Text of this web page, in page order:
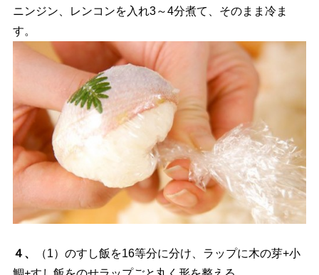
ニンジン、レンコンを入れ3～4分煮て、そのまま冷ま
す。
４、
（1）のすし飯を16等分に分け、ラップに木の芽+小